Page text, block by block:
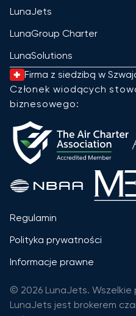
LunaJets
LunaGroup Charter
LunaSolutions
Firma z siedzibą w
Członek wiodących
biznesowego:
Regulamin
Polityka prywatności
Informacje prawne
© 2026 LunaJets.
LunaJets jest brokerem